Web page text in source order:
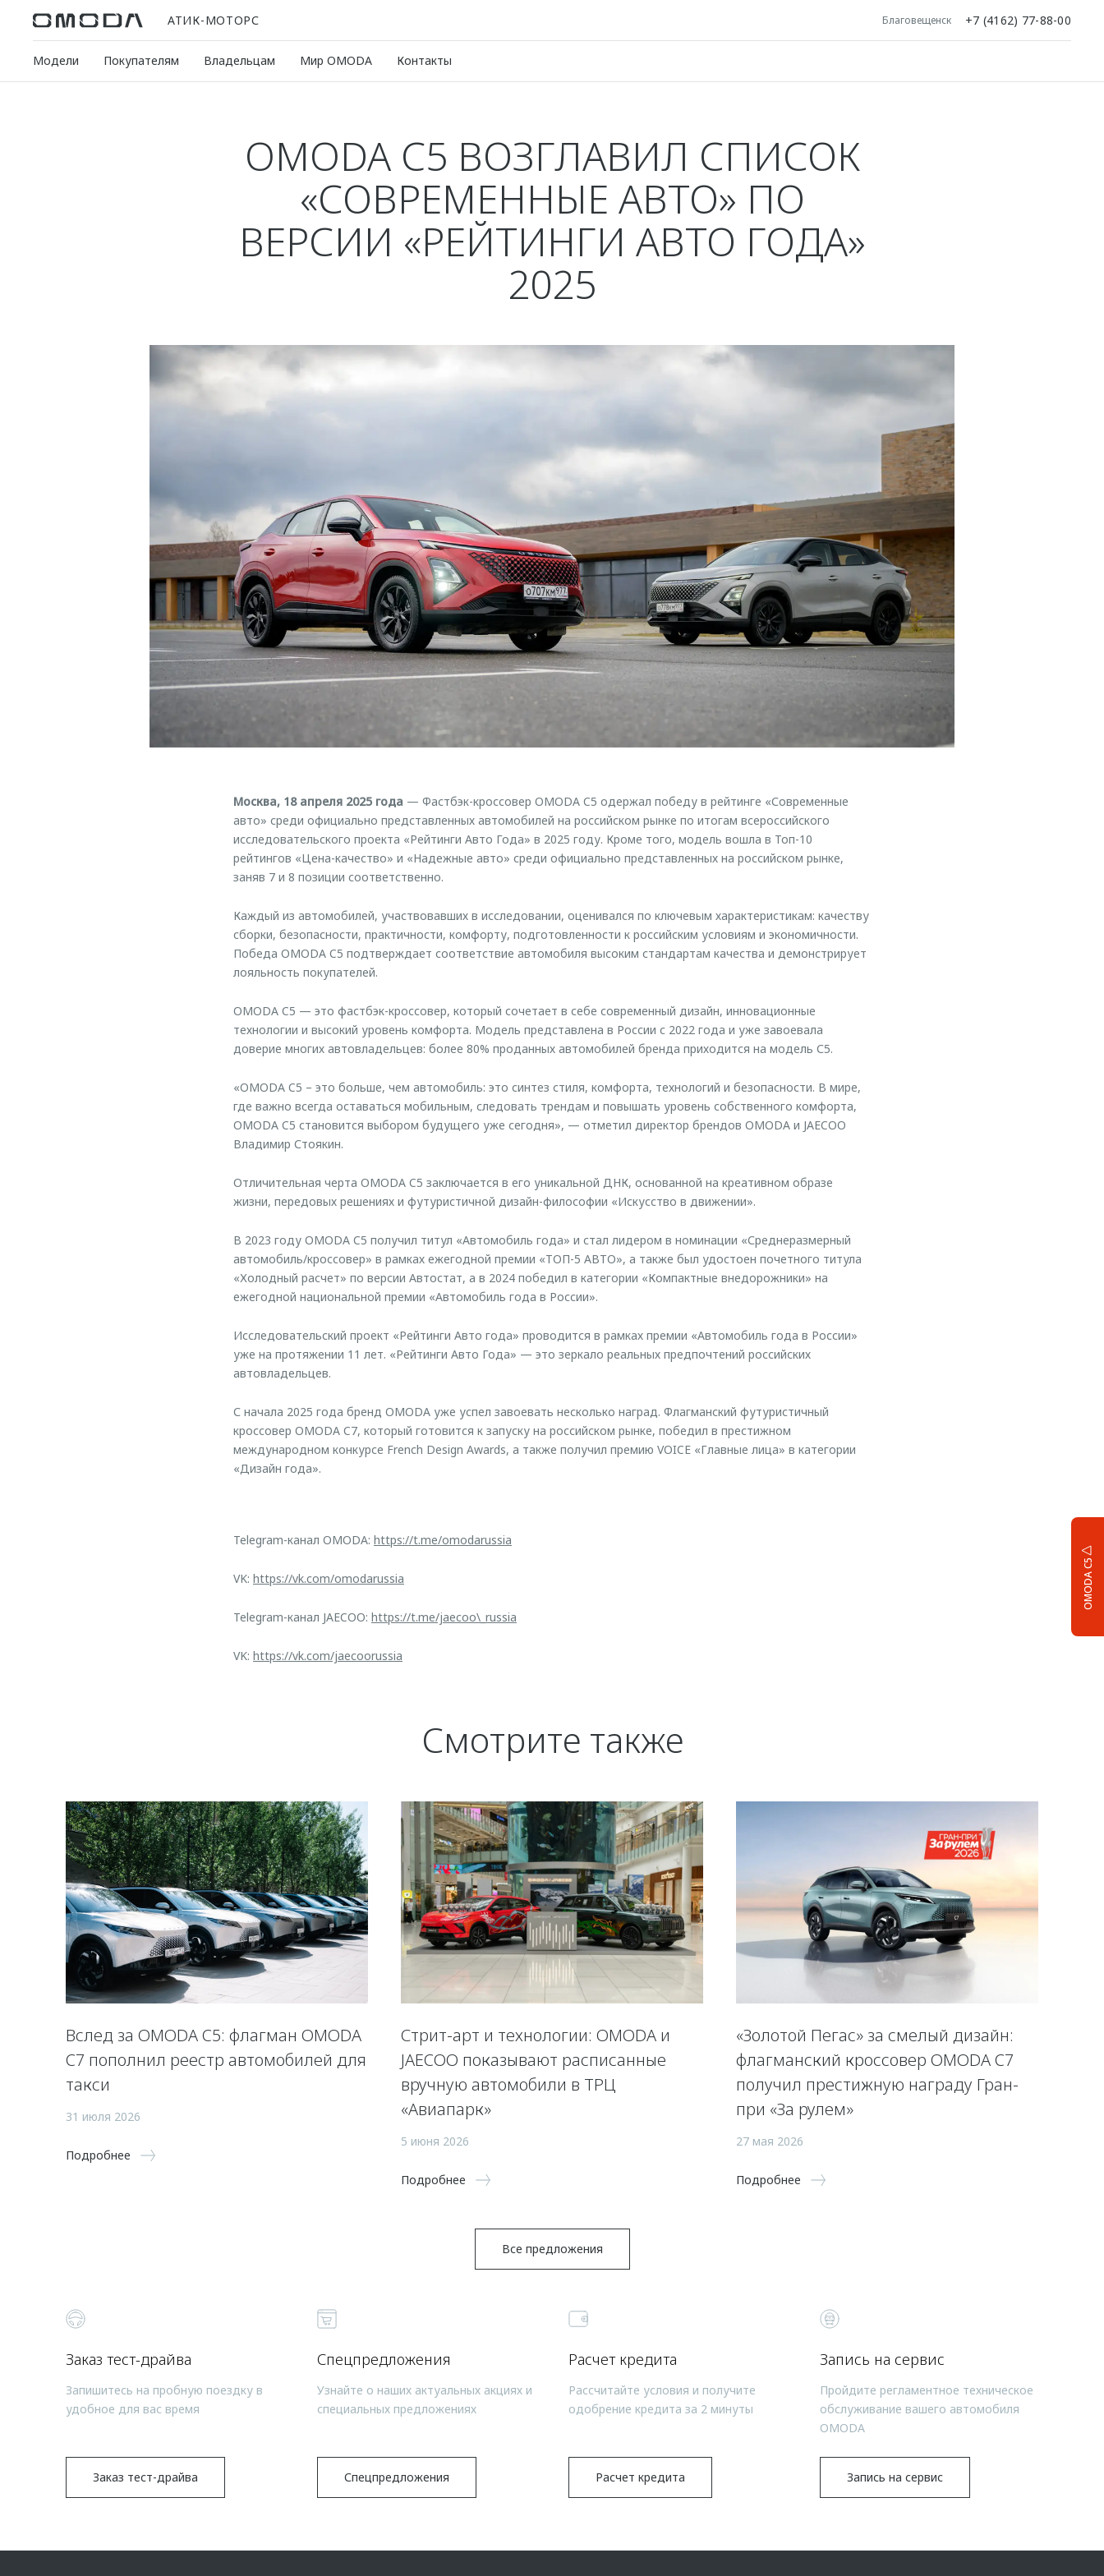
АТИК-МОТОРС Благовещенск +7 (4162) 77-88-00
Модели Покупателям Владельцам Мир OMODA Контакты
OMODA C5
OMODA C5 ВОЗГЛАВИЛ СПИСОК
«СОВРЕМЕННЫЕ АВТО» ПО
ВЕРСИИ «РЕЙТИНГИ АВТО ГОДА»
2025
Москва, 18 апреля 2025 года — Фастбэк-кроссовер OMODA C5 одержал победу в рейтинге «Современные
авто» среди официально представленных автомобилей на российском рынке по итогам всероссийского
исследовательского проекта «Рейтинги Авто Года» в 2025 году. Кроме того, модель вошла в Топ-10
рейтингов «Цена-качество» и «Надежные авто» среди официально представленных на российском рынке,
заняв 7 и 8 позиции соответственно.
Каждый из автомобилей, участвовавших в исследовании, оценивался по ключевым характеристикам: качеству
сборки, безопасности, практичности, комфорту, подготовленности к российским условиям и экономичности.
Победа OMODA C5 подтверждает соответствие автомобиля высоким стандартам качества и демонстрирует
лояльность покупателей.
OMODA C5 — это фастбэк-кроссовер, который сочетает в себе современный дизайн, инновационные
технологии и высокий уровень комфорта. Модель представлена в России с 2022 года и уже завоевала
доверие многих автовладельцев: более 80% проданных автомобилей бренда приходится на модель С5.
«OMODA C5 – это больше, чем автомобиль: это синтез стиля, комфорта, технологий и безопасности. В мире,
где важно всегда оставаться мобильным, следовать трендам и повышать уровень собственного комфорта,
OMODA C5 становится выбором будущего уже сегодня», — отметил директор брендов OMODA и JAECOO
Владимир Стоякин.
Отличительная черта OMODA C5 заключается в его уникальной ДНК, основанной на креативном образе
жизни, передовых решениях и футуристичной дизайн-философии «Искусство в движении».
В 2023 году OMODA C5 получил титул «Автомобиль года» и стал лидером в номинации «Среднеразмерный
автомобиль/кроссовер» в рамках ежегодной премии «ТОП-5 АВТО», а также был удостоен почетного титула
«Холодный расчет» по версии Автостат, а в 2024 победил в категории «Компактные внедорожники» на
ежегодной национальной премии «Автомобиль года в России».
Исследовательский проект «Рейтинги Авто года» проводится в рамках премии «Автомобиль года в России»
уже на протяжении 11 лет. «Рейтинги Авто Года» — это зеркало реальных предпочтений российских
автовладельцев.
С начала 2025 года бренд OMODA уже успел завоевать несколько наград. Флагманский футуристичный
кроссовер OMODA C7, который готовится к запуску на российском рынке, победил в престижном
международном конкурсе French Design Awards, а также получил премию VOICE «Главные лица» в категории
«Дизайн года».
Telegram-канал OMODA: https://t.me/omodarussia
VK: https://vk.com/omodarussia
Telegram-канал JAECOO: https://t.me/jaecoo\_russia
VK: https://vk.com/jaecoorussia
Смотрите также
Вслед за OMODA C5: флагман OMODA
C7 пополнил реестр автомобилей для
такси
31 июля 2026
Подробнее
Стрит-арт и технологии: OMODA и
JAECOO показывают расписанные
вручную автомобили в ТРЦ
«Авиапарк»
5 июня 2026
Подробнее
«Золотой Пегас» за смелый дизайн:
флагманский кроссовер OMODA C7
получил престижную награду Гран-
при «За рулем»
27 мая 2026
Подробнее
Все предложения
Заказ тест-драйва
Запишитесь на пробную поездку в
удобное для вас время
Заказ тест-драйва
Спецпредложения
Узнайте о наших актуальных акциях и
специальных предложениях
Спецпредложения
Расчет кредита
Рассчитайте условия и получите
одобрение кредита за 2 минуты
Расчет кредита
Запись на сервис
Пройдите регламентное техническое
обслуживание вашего автомобиля
OMODA
Запись на сервис